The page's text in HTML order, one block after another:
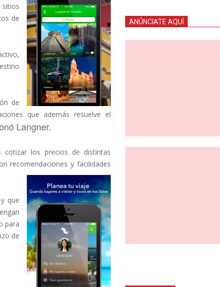
de
de
que además resuelve el
Langner.
los precios de distintas
recomendaciones y facilidades
que
para
de
ANÚNCIATE AQUÍ